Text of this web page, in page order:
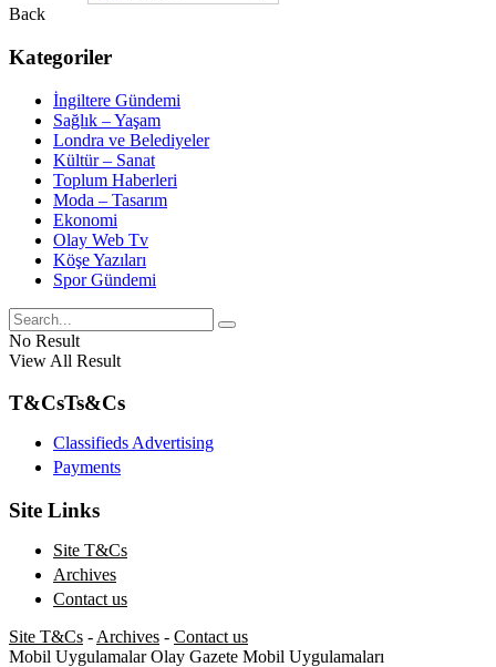
Back
Kategoriler
İngiltere Gündemi
Sağlık – Yaşam
Londra ve Belediyeler
Kültür – Sanat
Toplum Haberleri
Moda – Tasarım
Ekonomi
Olay Web Tv
Köşe Yazıları
Spor Gündemi
No Result
View All Result
T&CsTs&Cs
Classifieds Advertising
Payments
Site Links
Site T&Cs
Archives
Contact us
Site T&Cs - Archives - Contact us
Mobil Uygulamalar Olay Gazete Mobil Uygulamaları